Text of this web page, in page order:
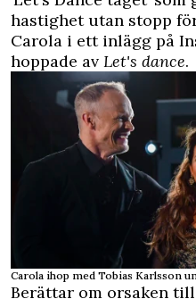
hastighet utan stopp
Carola i ett inlägg på
hoppade av Let's dance.
Carola ihop med Tobias Karlsson
Berättar om orsaken